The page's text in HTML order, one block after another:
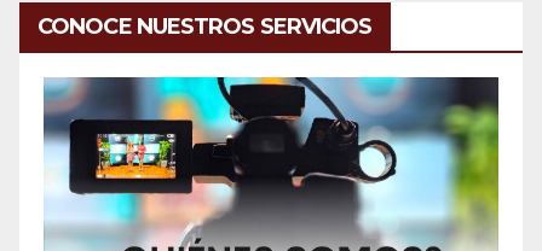
CONOCE NUESTROS SERVICIOS